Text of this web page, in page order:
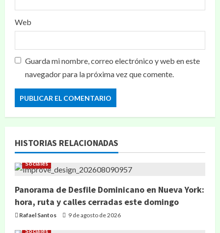
Web
Guarda mi nombre, correo electrónico y web en este
navegador para la próxima vez que comente.
HISTORIAS RELACIONADAS
Sociales
Panorama de Desfile Dominicano en Nueva York:
hora, ruta y calles cerradas este domingo
Rafael Santos 9 de agosto de 2026
Sociales